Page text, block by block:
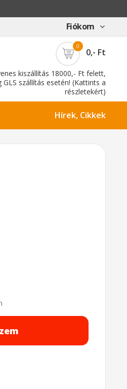
Fiókom
0
0,- Ft
kiszállítás 18000,- Ft felett,
GLS szállítás esetén! (Kattints a
részletekért)
Hírek, Cikkek